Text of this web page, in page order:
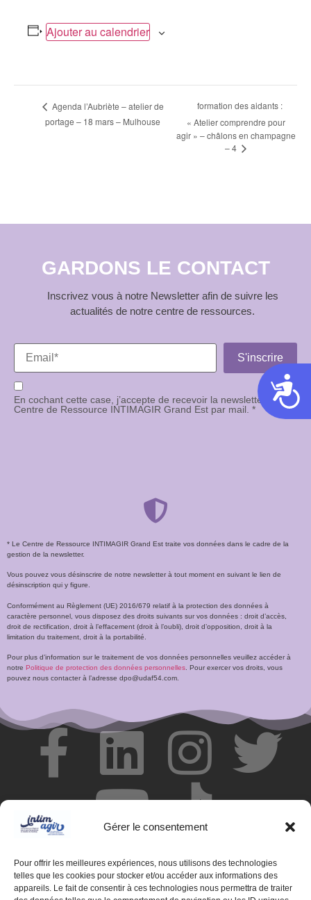
Gérer le consentement
Pour offrir les meilleures expériences, nous utilisons des technologies
telles que les cookies pour stocker et/ou accéder aux informations des
appareils. Le fait de consentir à ces technologies nous permettra de traiter
Ajouter au calendrier
Navigation
Évènement
Agenda l’Aubriète – atelier de
portage – 18 mars – Mulhouse
formation des aidants :
« Atelier comprendre pour
agir » – châlons en champagne
– 4
GARDONS LE CONTACT
Inscrivez vous à notre Newsletter afin de suivre les
actualités de notre centre de ressources.
En cochant cette case, j’accepte de recevoir la newsletter du
Centre de Ressource INTIMAGIR Grand Est par mail. *
* Le Centre de Ressource INTIMAGIR Grand Est traite vos données dans le cadre de la
gestion de la newsletter.
Vous pouvez vous désinscrire de notre newsletter à tout moment en suivant le lien de
désinscription qui y figure.
Conformément au Règlement (UE) 2016/679 relatif à la protection des données à
caractère personnel, vous disposez des droits suivants sur vos données : droit d’accès,
droit de rectification, droit à l’effacement (droit à l’oubli), droit d’opposition, droit à la
limitation du traitement, droit à la portabilité.
Pour plus d’information sur le traitement de vos données personnelles veuillez accéder à
notre Politique de protection des données personnelles. Pour exercer vos droits, vous
pouvez nous contacter à l’adresse dpo@udaf54.com.